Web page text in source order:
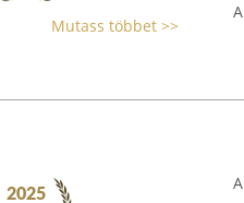
Mutass többet >>